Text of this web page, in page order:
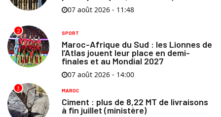
07 août 2026 - 11:48
2 SPORT
Maroc-Afrique du Sud : les Lionnes de
l’Atlas jouent leur place en demi-
finales et au Mondial 2027
07 août 2026 - 14:00
3 MAROC
Ciment : plus de 8,22 MT de livraisons
à fin juillet (ministère)